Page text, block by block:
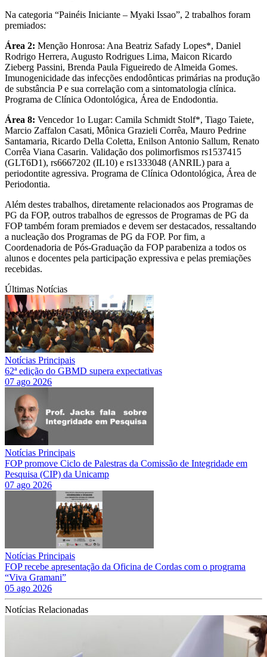
Na categoria “Painéis Iniciante – Myaki Issao”, 2 trabalhos foram
premiados:
Área 2: Menção Honrosa: Ana Beatriz Safady Lopes*, Daniel
Rodrigo Herrera, Augusto Rodrigues Lima, Maicon Ricardo
Zieberg Passini, Brenda Paula Figueiredo de Almeida Gomes.
Imunogenicidade das infecções endodônticas primárias na produção
de substância P e sua correlação com a sintomatologia clínica.
Programa de Clínica Odontológica, Área de Endodontia.
Área 8: Vencedor 1o Lugar: Camila Schmidt Stolf*, Tiago Taiete,
Marcio Zaffalon Casati, Mônica Grazieli Corrêa, Mauro Pedrine
Santamaria, Ricardo Della Coletta, Enilson Antonio Sallum, Renato
Corrêa Viana Casarin. Validação dos polimorfismos rs1537415
(GLT6D1), rs6667202 (IL10) e rs1333048 (ANRIL) para a
periodontite agressiva. Programa de Clínica Odontológica, Área de
Periodontia.
Além destes trabalhos, diretamente relacionados aos Programas de
PG da FOP, outros trabalhos de egressos de Programas de PG da
FOP também foram premiados e devem ser destacados, ressaltando
a nucleação dos Programas de PG da FOP. Por fim, a
Coordenadoria de Pós-Graduação da FOP parabeniza a todos os
alunos e docentes pela participação expressiva e pelas premiações
recebidas.
Últimas Notícias
Notícias Principais
62ª edição do GBMD supera expectativas
07 ago 2026
Notícias Principais
FOP promove Ciclo de Palestras da Comissão de Integridade em
Pesquisa (CIP) da Unicamp
07 ago 2026
Notícias Principais
FOP recebe apresentação da Oficina de Cordas com o programa
“Viva Gramani”
05 ago 2026
Notícias Relacionadas